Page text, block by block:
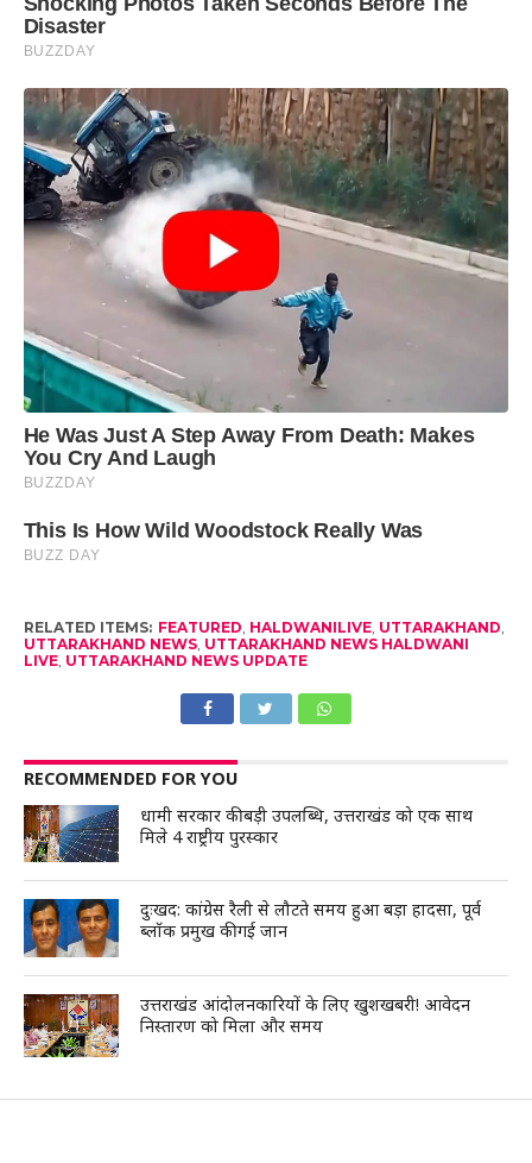
RELATED ITEMS: FEATURED HALDWANILIVE, UTTARAKHAND
UTTARAKHAND NEWS, UTTARAKHAND NEWS HALDWANI
LIVE, UTTARAKHAND NEWS UPDATE
RECOMMENDED FOR YOU
धामी सरकार की बड़ी उपलब्धि, उत्तराखंड को एक साथ
मिले 4 राष्ट्रीय पुरस्कार
दुःखद: कांग्रेस रैली से लौटते समय हुआ बड़ा हादसा, पूर्व
ब्लॉक प्रमुख की गई जान
उत्तराखंड आंदोलनकारियों के लिए खुशखबरी! आवेदन
निस्तारण को मिला और समय